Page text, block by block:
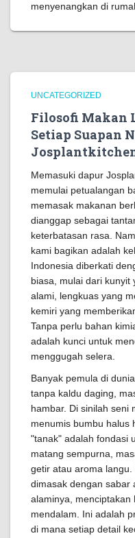
menyenangkan di
UNCATEGORIZED
Filosofi Makan
Setiap Suapan
Memasuki dapur
memulai petualangan
memasak makanan
dianggap sebagai
keterbatasan rasa.
kami bagikan adalah
Indonesia diberkati
biasa, mulai dari kunyit
alami, lengkuas yang
kemiri yang
Tanpa perlu bahan
adalah kunci untuk
menggugah selera.
Banyak pemula di dunia
tanpa kaldu daging,
hambar. Di sinilah seni
menumis bumbu halus
"tanak" adalah fondasi
matang sempurna,
getir atau aroma
dimasak dengan sabar
alaminya, menciptakan
mendalam. Ini adalah
di mana setiap detail